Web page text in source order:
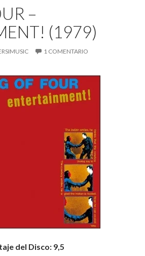
–
(1979)
1 COMENTARIO
del Disco: 9,5